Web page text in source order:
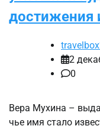
достижения
2
0
Вера Мухина –
чье имя стало